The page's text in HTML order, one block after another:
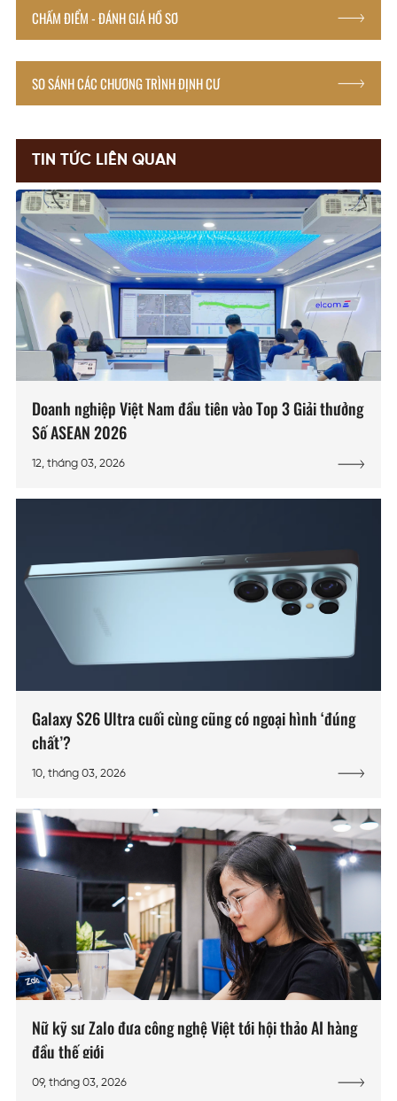
CHẤM ĐIỂM - ĐÁNH GIÁ HỒ SƠ
SO SÁNH CÁC CHƯƠNG TRÌNH ĐỊNH CƯ
TIN TỨC LIÊN QUAN
Doanh nghiệp Việt Nam đầu tiên vào Top 3 Giải thưởng
Số ASEAN 2026
12, tháng 03, 2026
Galaxy S26 Ultra cuối cùng cũng có ngoại hình ‘đúng
chất’?
10, tháng 03, 2026
Nữ kỹ sư Zalo đưa công nghệ Việt tới hội thảo AI hàng
đầu thế giới
09, tháng 03, 2026